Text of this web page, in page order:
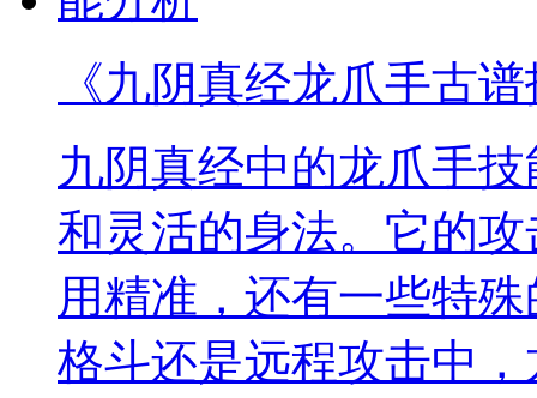
《九阴真经龙爪手古
九阴真经中的龙爪手
和灵活的身法。它的
用精准，还有一些特
格斗还是远程攻击中